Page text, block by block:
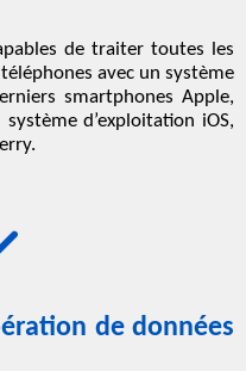
de traiter toutes les
avec un système
smartphones Apple,
d’exploitation iOS,
de données